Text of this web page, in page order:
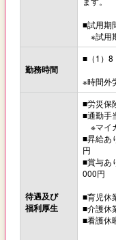
■試用
※試用
勤務時間
■（1）8
※時間外
待遇及び
福利厚生
■労災保
■通勤手
※マイ
■昇給あ
円
■賞与あ
000円
■育児
■介護休
■看護休